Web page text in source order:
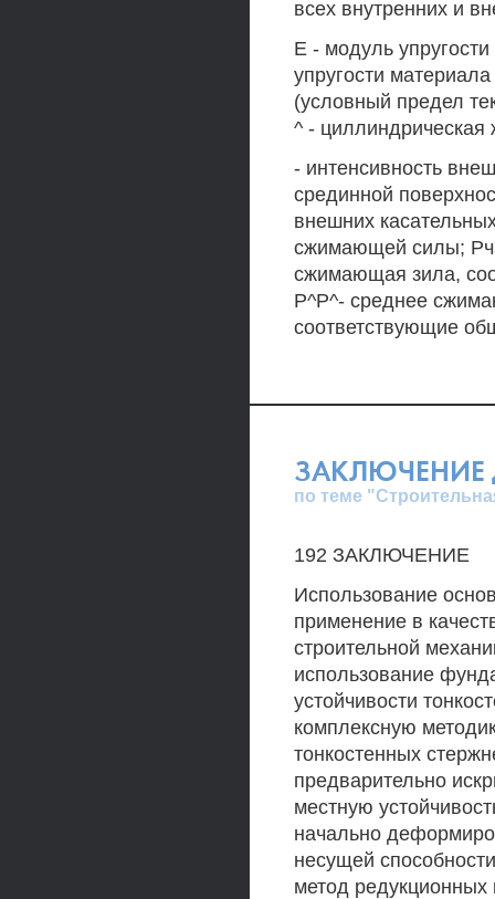
всех внутренних и
Е - модуль
упругости
(условный предел
^ - циллиндрическая
- интенсивность
срединной
внешних
сжимающей силы;
сжимающая зила,
Р^Р^- среднее
соответствующие
ЗАКЛЮЧЕНИЕ
по теме
192 ЗАКЛЮЧЕНИЕ
Использование
применение в
строительной
использование
устойчивости
комплексную
тонкостенных
предварительно
местную
начально
несущей
метод